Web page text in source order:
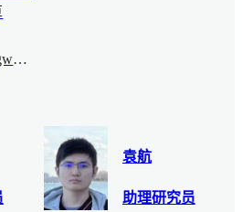
yangwuyue@bimsa.cn
袁航
助理研究员